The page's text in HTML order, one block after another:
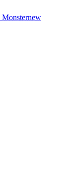
Monsternew